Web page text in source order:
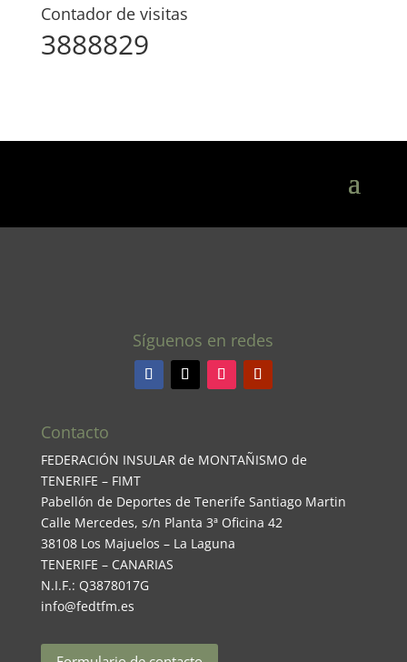
Contador de visitas
3888829
Síguenos en redes
Contacto
FEDERACIÓN INSULAR de MONTAÑISMO de
TENERIFE – FIMT
Pabellón de Deportes de Tenerife Santiago Martin
Calle Mercedes, s/n Planta 3ª Oficina 42
38108 Los Majuelos – La Laguna
TENERIFE – CANARIAS
N.I.F.: Q3878017G
info@fedtfm.es